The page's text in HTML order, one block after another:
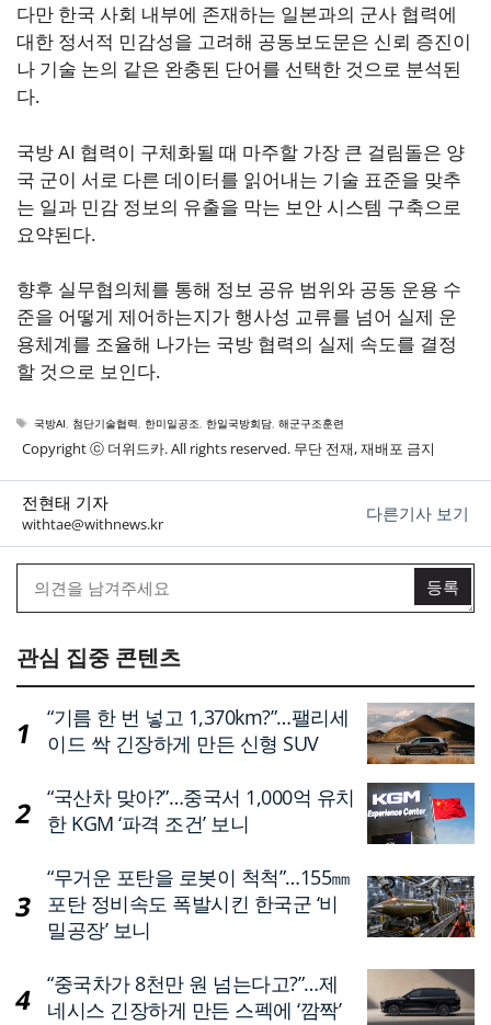
다만 한국 사회 내부에 존재하는 일본과의 군사 협력에
대한 정서적 민감성을 고려해 공동보도문은 신뢰 증진이
나 기술 논의 같은 완충된 단어를 선택한 것으로 분석된
다.
국방 AI 협력이 구체화될 때 마주할 가장 큰 걸림돌은 양
국 군이 서로 다른 데이터를 읽어내는 기술 표준을 맞추
는 일과 민감 정보의 유출을 막는 보안 시스템 구축으로
요약된다.
향후 실무협의체를 통해 정보 공유 범위와 공동 운용 수
준을 어떻게 제어하는지가 행사성 교류를 넘어 실제 운
용체계를 조율해 나가는 국방 협력의 실제 속도를 결정
할 것으로 보인다.
태
국방AI, 첨단기술협력, 한미일공조, 한일국방회담, 해군구조훈련
Copyright ⓒ 더위드카. All rights reserved. 무단 전재, 재배포 금지
전현태 기자
withtae@withnews.kr
다른기사 보기
관심 집중 콘텐츠
“기름 한 번 넣고 1,370km?”…팰리세
이드 싹 긴장하게 만든 신형 SUV
“국산차 맞아?”…중국서 1,000억 유치
한 KGM ‘파격 조건’ 보니
“무거운 포탄을 로봇이 척척”…155㎜
포탄 정비속도 폭발시킨 한국군 ‘비
밀공장’ 보니
“중국차가 8천만 원 넘는다고?”…제
네시스 긴장하게 만든 스펙에 ‘깜짝’